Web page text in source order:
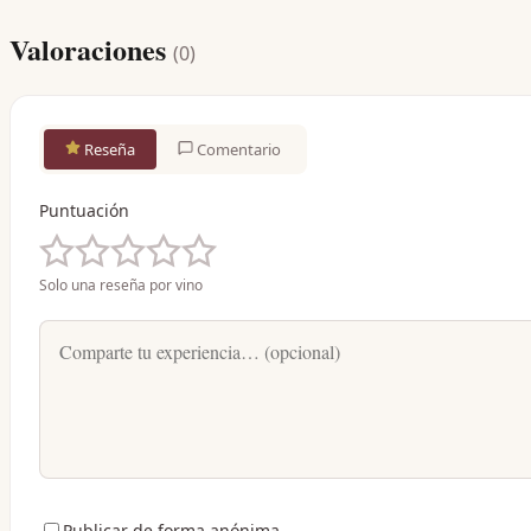
Valoraciones (0)
Reseña Comentario
Puntuación
Solo una reseña por vino